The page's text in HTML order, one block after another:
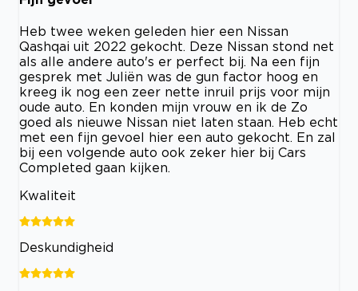
Heb twee weken geleden hier een Nissan
Qashqai uit 2022 gekocht. Deze Nissan stond net
als alle andere auto's er perfect bij. Na een fijn
gesprek met Juliën was de gun factor hoog en
kreeg ik nog een zeer nette inruil prijs voor mijn
oude auto. En konden mijn vrouw en ik de Zo
goed als nieuwe Nissan niet laten staan. Heb echt
met een fijn gevoel hier een auto gekocht. En zal
bij een volgende auto ook zeker hier bij Cars
Completed gaan kijken.
Kwaliteit
Deskundigheid